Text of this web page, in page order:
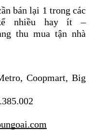
bán lại 1 trong các
nhiều hay ít –
thu mua tận nhà
Coopmart, Big